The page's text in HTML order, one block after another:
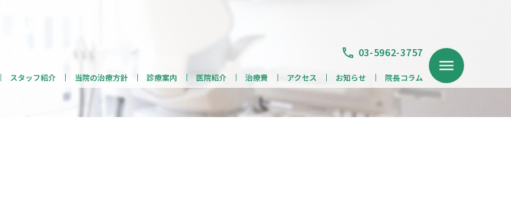
03-5962-3757
スタッフ紹介 当院の治療方針 診療案内 医院紹介 治療費 アクセス お知らせ 院長コラム